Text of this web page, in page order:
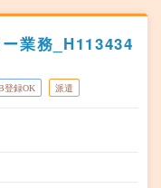
業務_H113434
登録OK 派遣